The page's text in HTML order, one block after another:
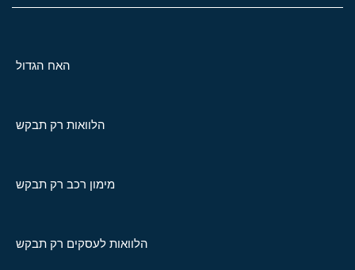
האח הגדול
הלוואות רק תבקש
מימון רכב רק תבקש
הלוואות לעסקים רק תבקש